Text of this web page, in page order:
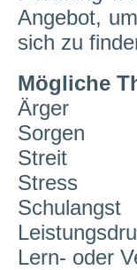
Angebot,
sich zu
Mögliche
Ärger
Sorgen
Streit
Stress
Schulangst
Lern- oder